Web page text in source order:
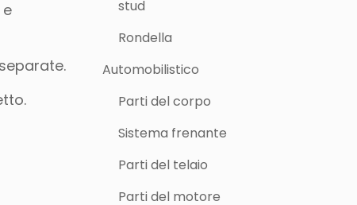
stud
Rondella
Automobilistico
Parti del corpo
Sistema frenante
Parti del telaio
Parti del motore